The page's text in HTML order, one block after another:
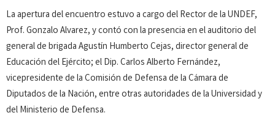
La apertura del encuentro estuvo a cargo del Rector de la UNDEF,
Prof. Gonzalo Alvarez, y contó con la presencia en el auditorio del
general de brigada Agustín Humberto Cejas, director general de
Educación del Ejército; el Dip. Carlos Alberto Fernández,
vicepresidente de la Comisión de Defensa de la Cámara de
Diputados de la Nación, entre otras autoridades de la Universidad y
del Ministerio de Defensa.